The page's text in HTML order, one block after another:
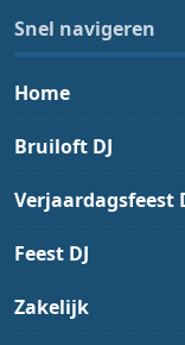
Snel navigeren
Home
Bruiloft DJ
Verjaardagsfeest
Feest DJ
Zakelijk